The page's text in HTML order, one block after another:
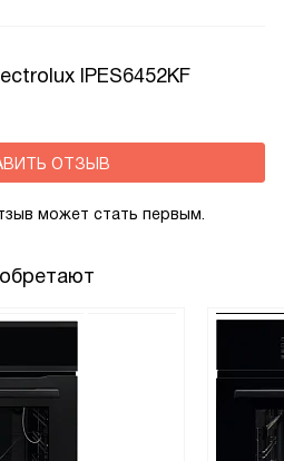
IPES6452KF
ОТЗЫВ
может стать первым.